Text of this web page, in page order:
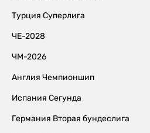
Турция Суперлига
ЧЕ-2028
ЧМ-2026
Англия Чемпионшип
Испания Сегунда
Германия Вторая бундеслига